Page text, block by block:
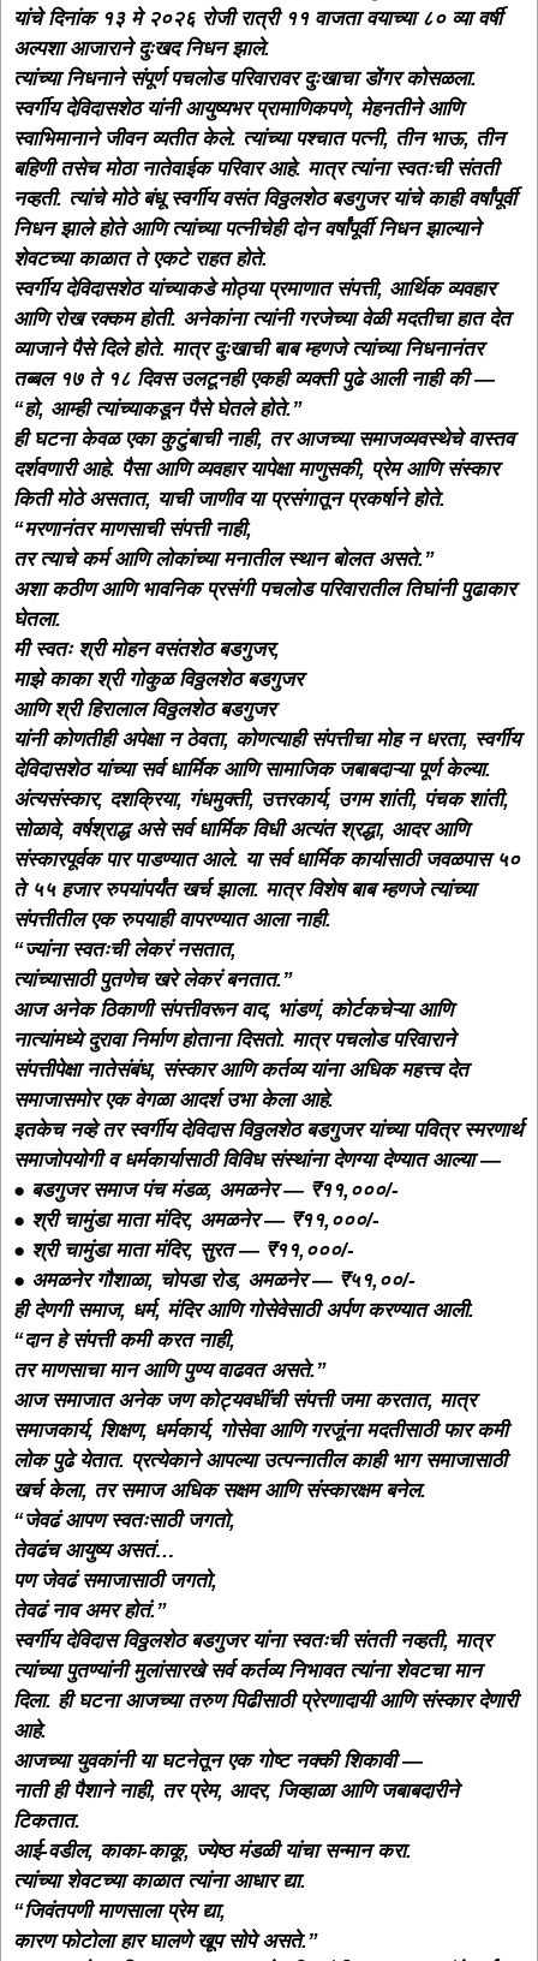
यांचे दिनांक १३ मे २०२६ रोजी रात्री ११ वाजता वयाच्या ८० व्या वर्षी
अल्पशा आजाराने दुःखद निधन झाले.
त्यांच्या निधनाने संपूर्ण पचलोड परिवारावर दुःखाचा डोंगर कोसळला.
स्वर्गीय देविदासशेठ यांनी आयुष्यभर प्रामाणिकपणे, मेहनतीने आणि
स्वाभिमानाने जीवन व्यतीत केले. त्यांच्या पश्चात पत्नी, तीन भाऊ, तीन
बहिणी तसेच मोठा नातेवाईक परिवार आहे. मात्र त्यांना स्वतःची संतती
नव्हती. त्यांचे मोठे बंधू स्वर्गीय वसंत विठ्ठलशेठ बडगुजर यांचे काही वर्षांपूर्वी
निधन झाले होते आणि त्यांच्या पत्नीचेही दोन वर्षांपूर्वी निधन झाल्याने
शेवटच्या काळात ते एकटे राहत होते.
स्वर्गीय देविदासशेठ यांच्याकडे मोठ्या प्रमाणात संपत्ती, आर्थिक व्यवहार
आणि रोख रक्कम होती. अनेकांना त्यांनी गरजेच्या वेळी मदतीचा हात देत
व्याजाने पैसे दिले होते. मात्र दुःखाची बाब म्हणजे त्यांच्या निधनानंतर
तब्बल १७ ते १८ दिवस उलटूनही एकही व्यक्ती पुढे आली नाही की —
“हो, आम्ही त्यांच्याकडून पैसे घेतले होते.”
ही घटना केवळ एका कुटुंबाची नाही, तर आजच्या समाजव्यवस्थेचे वास्तव
दर्शवणारी आहे. पैसा आणि व्यवहार यापेक्षा माणुसकी, प्रेम आणि संस्कार
किती मोठे असतात, याची जाणीव या प्रसंगातून प्रकर्षाने होते.
“मरणानंतर माणसाची संपत्ती नाही,
तर त्याचे कर्म आणि लोकांच्या मनातील स्थान बोलत असते.”
अशा कठीण आणि भावनिक प्रसंगी पचलोड परिवारातील तिघांनी पुढाकार
घेतला.
मी स्वतः श्री मोहन वसंतशेठ बडगुजर,
माझे काका श्री गोकुळ विठ्ठलशेठ बडगुजर
आणि श्री हिरालाल विठ्ठलशेठ बडगुजर
यांनी कोणतीही अपेक्षा न ठेवता, कोणत्याही संपत्तीचा मोह न धरता, स्वर्गीय
देविदासशेठ यांच्या सर्व धार्मिक आणि सामाजिक जबाबदाऱ्या पूर्ण केल्या.
अंत्यसंस्कार, दशक्रिया, गंधमुक्ती, उत्तरकार्य, उगम शांती, पंचक शांती,
सोळावे, वर्षश्राद्ध असे सर्व धार्मिक विधी अत्यंत श्रद्धा, आदर आणि
संस्कारपूर्वक पार पाडण्यात आले. या सर्व धार्मिक कार्यासाठी जवळपास ५०
ते ५५ हजार रुपयांपर्यंत खर्च झाला. मात्र विशेष बाब म्हणजे त्यांच्या
संपत्तीतील एक रुपयाही वापरण्यात आला नाही.
“ज्यांना स्वतःची लेकरं नसतात,
त्यांच्यासाठी पुतणेच खरे लेकरं बनतात.”
आज अनेक ठिकाणी संपत्तीवरून वाद, भांडणं, कोर्टकचेऱ्या आणि
नात्यांमध्ये दुरावा निर्माण होताना दिसतो. मात्र पचलोड परिवाराने
संपत्तीपेक्षा नातेसंबंध, संस्कार आणि कर्तव्य यांना अधिक महत्त्व देत
समाजासमोर एक वेगळा आदर्श उभा केला आहे.
इतकेच नव्हे तर स्वर्गीय देविदास विठ्ठलशेठ बडगुजर यांच्या पवित्र स्मरणार्थ
समाजोपयोगी व धर्मकार्यासाठी विविध संस्थांना देणग्या देण्यात आल्या —
● बडगुजर समाज पंच मंडळ, अमळनेर — ₹११,०००/-
● श्री चामुंडा माता मंदिर, अमळनेर — ₹११,०००/-
● श्री चामुंडा माता मंदिर, सुरत — ₹११,०००/-
● अमळनेर गौशाळा, चोपडा रोड, अमळनेर — ₹५१,००/-
ही देणगी समाज, धर्म, मंदिर आणि गोसेवेसाठी अर्पण करण्यात आली.
“दान हे संपत्ती कमी करत नाही,
तर माणसाचा मान आणि पुण्य वाढवत असते.”
आज समाजात अनेक जण कोट्यवधींची संपत्ती जमा करतात, मात्र
समाजकार्य, शिक्षण, धर्मकार्य, गोसेवा आणि गरजूंना मदतीसाठी फार कमी
लोक पुढे येतात. प्रत्येकाने आपल्या उत्पन्नातील काही भाग समाजासाठी
खर्च केला, तर समाज अधिक सक्षम आणि संस्कारक्षम बनेल.
“जेवढं आपण स्वतःसाठी जगतो,
तेवढंच आयुष्य असतं…
पण जेवढं समाजासाठी जगतो,
तेवढं नाव अमर होतं.”
स्वर्गीय देविदास विठ्ठलशेठ बडगुजर यांना स्वतःची संतती नव्हती, मात्र
त्यांच्या पुतण्यांनी मुलांसारखे सर्व कर्तव्य निभावत त्यांना शेवटचा मान
दिला. ही घटना आजच्या तरुण पिढीसाठी प्रेरणादायी आणि संस्कार देणारी
आहे.
आजच्या युवकांनी या घटनेतून एक गोष्ट नक्की शिकावी —
नाती ही पैशाने नाही, तर प्रेम, आदर, जिव्हाळा आणि जबाबदारीने
टिकतात.
आई-वडील, काका-काकू, ज्येष्ठ मंडळी यांचा सन्मान करा.
त्यांच्या शेवटच्या काळात त्यांना आधार द्या.
“जिवंतपणी माणसाला प्रेम द्या,
कारण फोटोला हार घालणे खूप सोपे असते.”